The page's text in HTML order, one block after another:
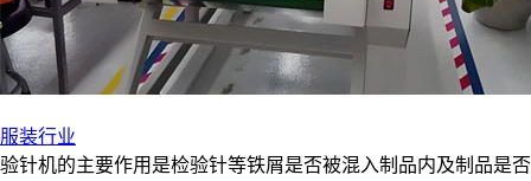
服装行业
验针机的主要作用是检验针等铁屑是否被混入制品内及制品是否